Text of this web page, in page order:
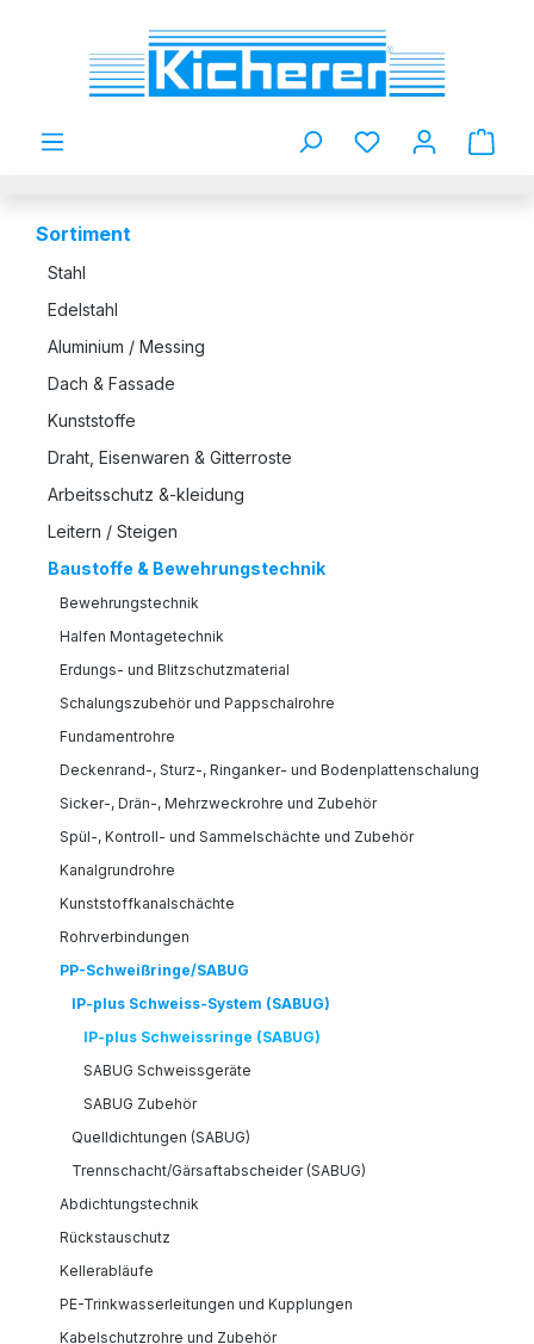
Zum Hauptinhalt springen
Du hast 0
Sortiment
Stahl
Edelstahl
Aluminium / Messing
Dach & Fassade
Kunststoffe
Draht, Eisenwaren & Gitterroste
Arbeitsschutz &-kleidung
Leitern / Steigen
Baustoffe & Bewehrungstechnik
Bewehrungstechnik
Halfen Montagetechnik
Erdungs- und Blitzschutzmaterial
Schalungszubehör und Pappschalrohre
Fundamentrohre
Deckenrand-, Sturz-, Ringanker- und Bodenplattenschalung
Sicker-, Drän-, Mehrzweckrohre und Zubehör
Spül-, Kontroll- und Sammelschächte und Zubehör
Kanalgrundrohre
Kunststoffkanalschächte
Rohrverbindungen
PP-Schweißringe/SABUG
IP-plus Schweiss-System (SABUG)
IP-plus Schweissringe (SABUG)
SABUG Schweissgeräte
SABUG Zubehör
Quelldichtungen (SABUG)
Trennschacht/Gärsaftabscheider (SABUG)
Abdichtungstechnik
Rückstauschutz
Kellerabläufe
PE-Trinkwasserleitungen und Kupplungen
Kabelschutzrohre und Zubehör